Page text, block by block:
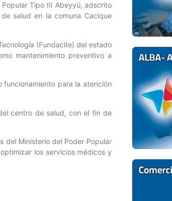
Tipo III Abeyyü, adscrito
salud en la comuna Cacique
(Fundacite) del estado
mantenimiento preventivo a
para la atención
centro de salud, con el fin de
del Ministerio del Poder Popular
los servicios médicos y